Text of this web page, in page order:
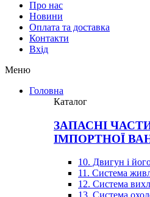
Про нас
Новини
Оплата та доставка
Контакти
Вхiд
Меню
Головна
Каталог
ЗАПАСНІ
ІМПОРТНОЇ
10. Двигун і
11. Система
12. Система